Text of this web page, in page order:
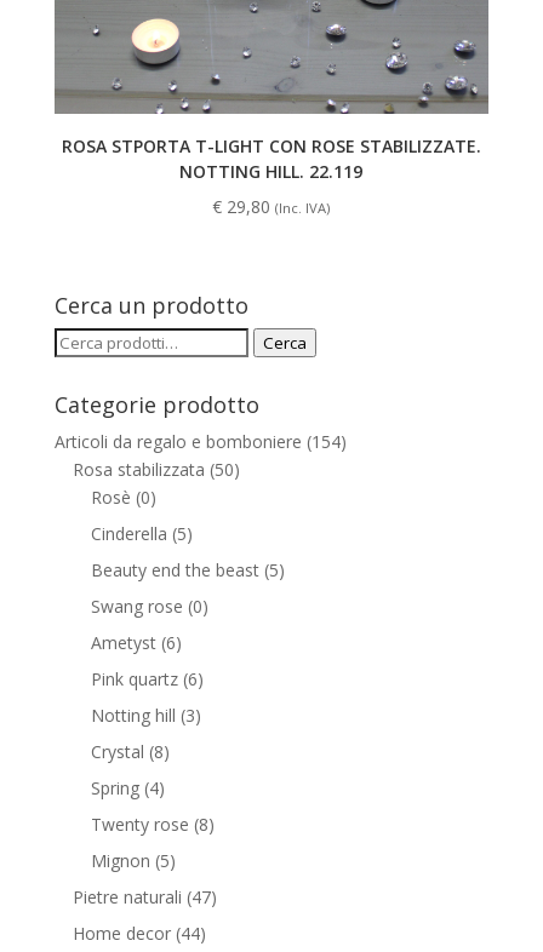
ROSA STPORTA T-LIGHT CON ROSE STABILIZZATE.
NOTTING HILL. 22.119
€ 29,80 (Inc. IVA)
Cerca un prodotto
Cerca: Cerca
Categorie prodotto
Articoli da regalo e bomboniere (154)
Rosa stabilizzata (50)
Rosè (0)
Cinderella (5)
Beauty end the beast (5)
Swang rose (0)
Ametyst (6)
Pink quartz (6)
Notting hill (3)
Crystal (8)
Spring (4)
Twenty rose (8)
Mignon (5)
Pietre naturali (47)
Home decor (44)